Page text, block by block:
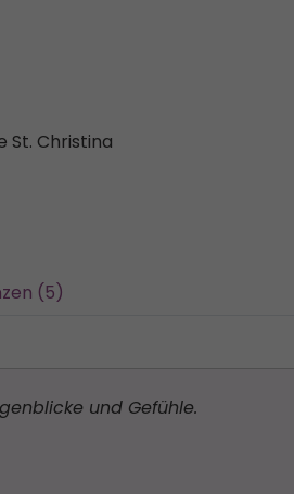
St. Christina
(5)
und Gefühle.